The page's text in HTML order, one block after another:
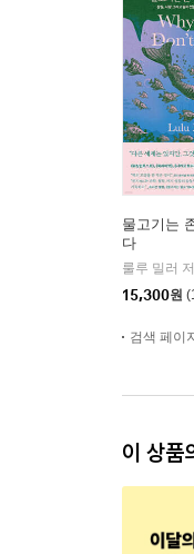
물고기는
다
룰루 밀러
15,300원
검색 페이
이 상품